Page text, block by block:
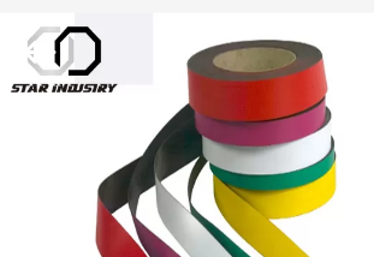
PRODUCTOS
magnetsassembly.com.
Rights